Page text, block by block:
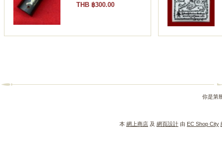
THB ฿300.00
你是第
本 網上商店 及 網頁設計 由 EC Shop City